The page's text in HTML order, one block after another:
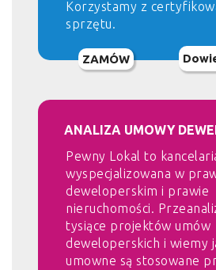
Korzystamy z
sprzętu.
ZAMÓW
ANALIZA UMOWY
Pewny Lokal to
wyspecjalizowana w
deweloperskim i prawie
nieruchomości.
tysiące projektów umów
deweloperskich i wiemy
umowne są stosowane